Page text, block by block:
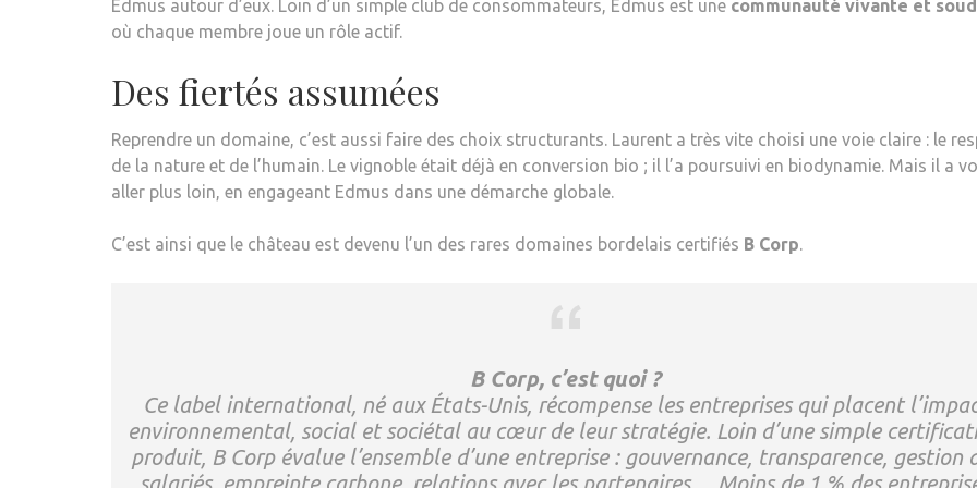
Edmus autour d’eux. Loin d’un simple club de consommateurs, Edmus est une communauté vivante et
où chaque membre joue un rôle actif.
Des fiertés assumées
Reprendre un domaine, c’est aussi faire des choix structurants. Laurent a très vite choisi une voie claire : le
de la nature et de l’humain. Le vignoble était déjà en conversion bio ; il l’a poursuivi en biodynamie. Mais il a
aller plus loin, en engageant Edmus dans une démarche globale.
C’est ainsi que le château est devenu l’un des rares domaines bordelais certifiés B Corp.
B Corp, c’est quoi ?
Ce label international, né aux États-Unis, récompense les entreprises qui placent
environnemental, social et sociétal au cœur de leur stratégie. Loin d’une simple
produit, B Corp évalue l’ensemble d’une entreprise : gouvernance, transparence, gestion
salariés, empreinte carbone, relations avec les partenaires… Moins de 1 % des